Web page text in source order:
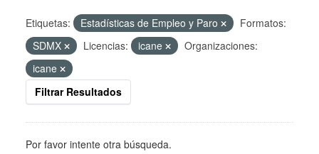
Etiquetas: Estadísticas de Empleo y Paro
Formatos:
SDMX
Licencias: icane
Organizaciones:
icane
Filtrar Resultados
Por favor intente otra búsqueda.